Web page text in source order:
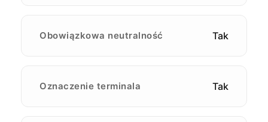
Obowiązkowa neutralność Tak
Oznaczenie terminala Tak